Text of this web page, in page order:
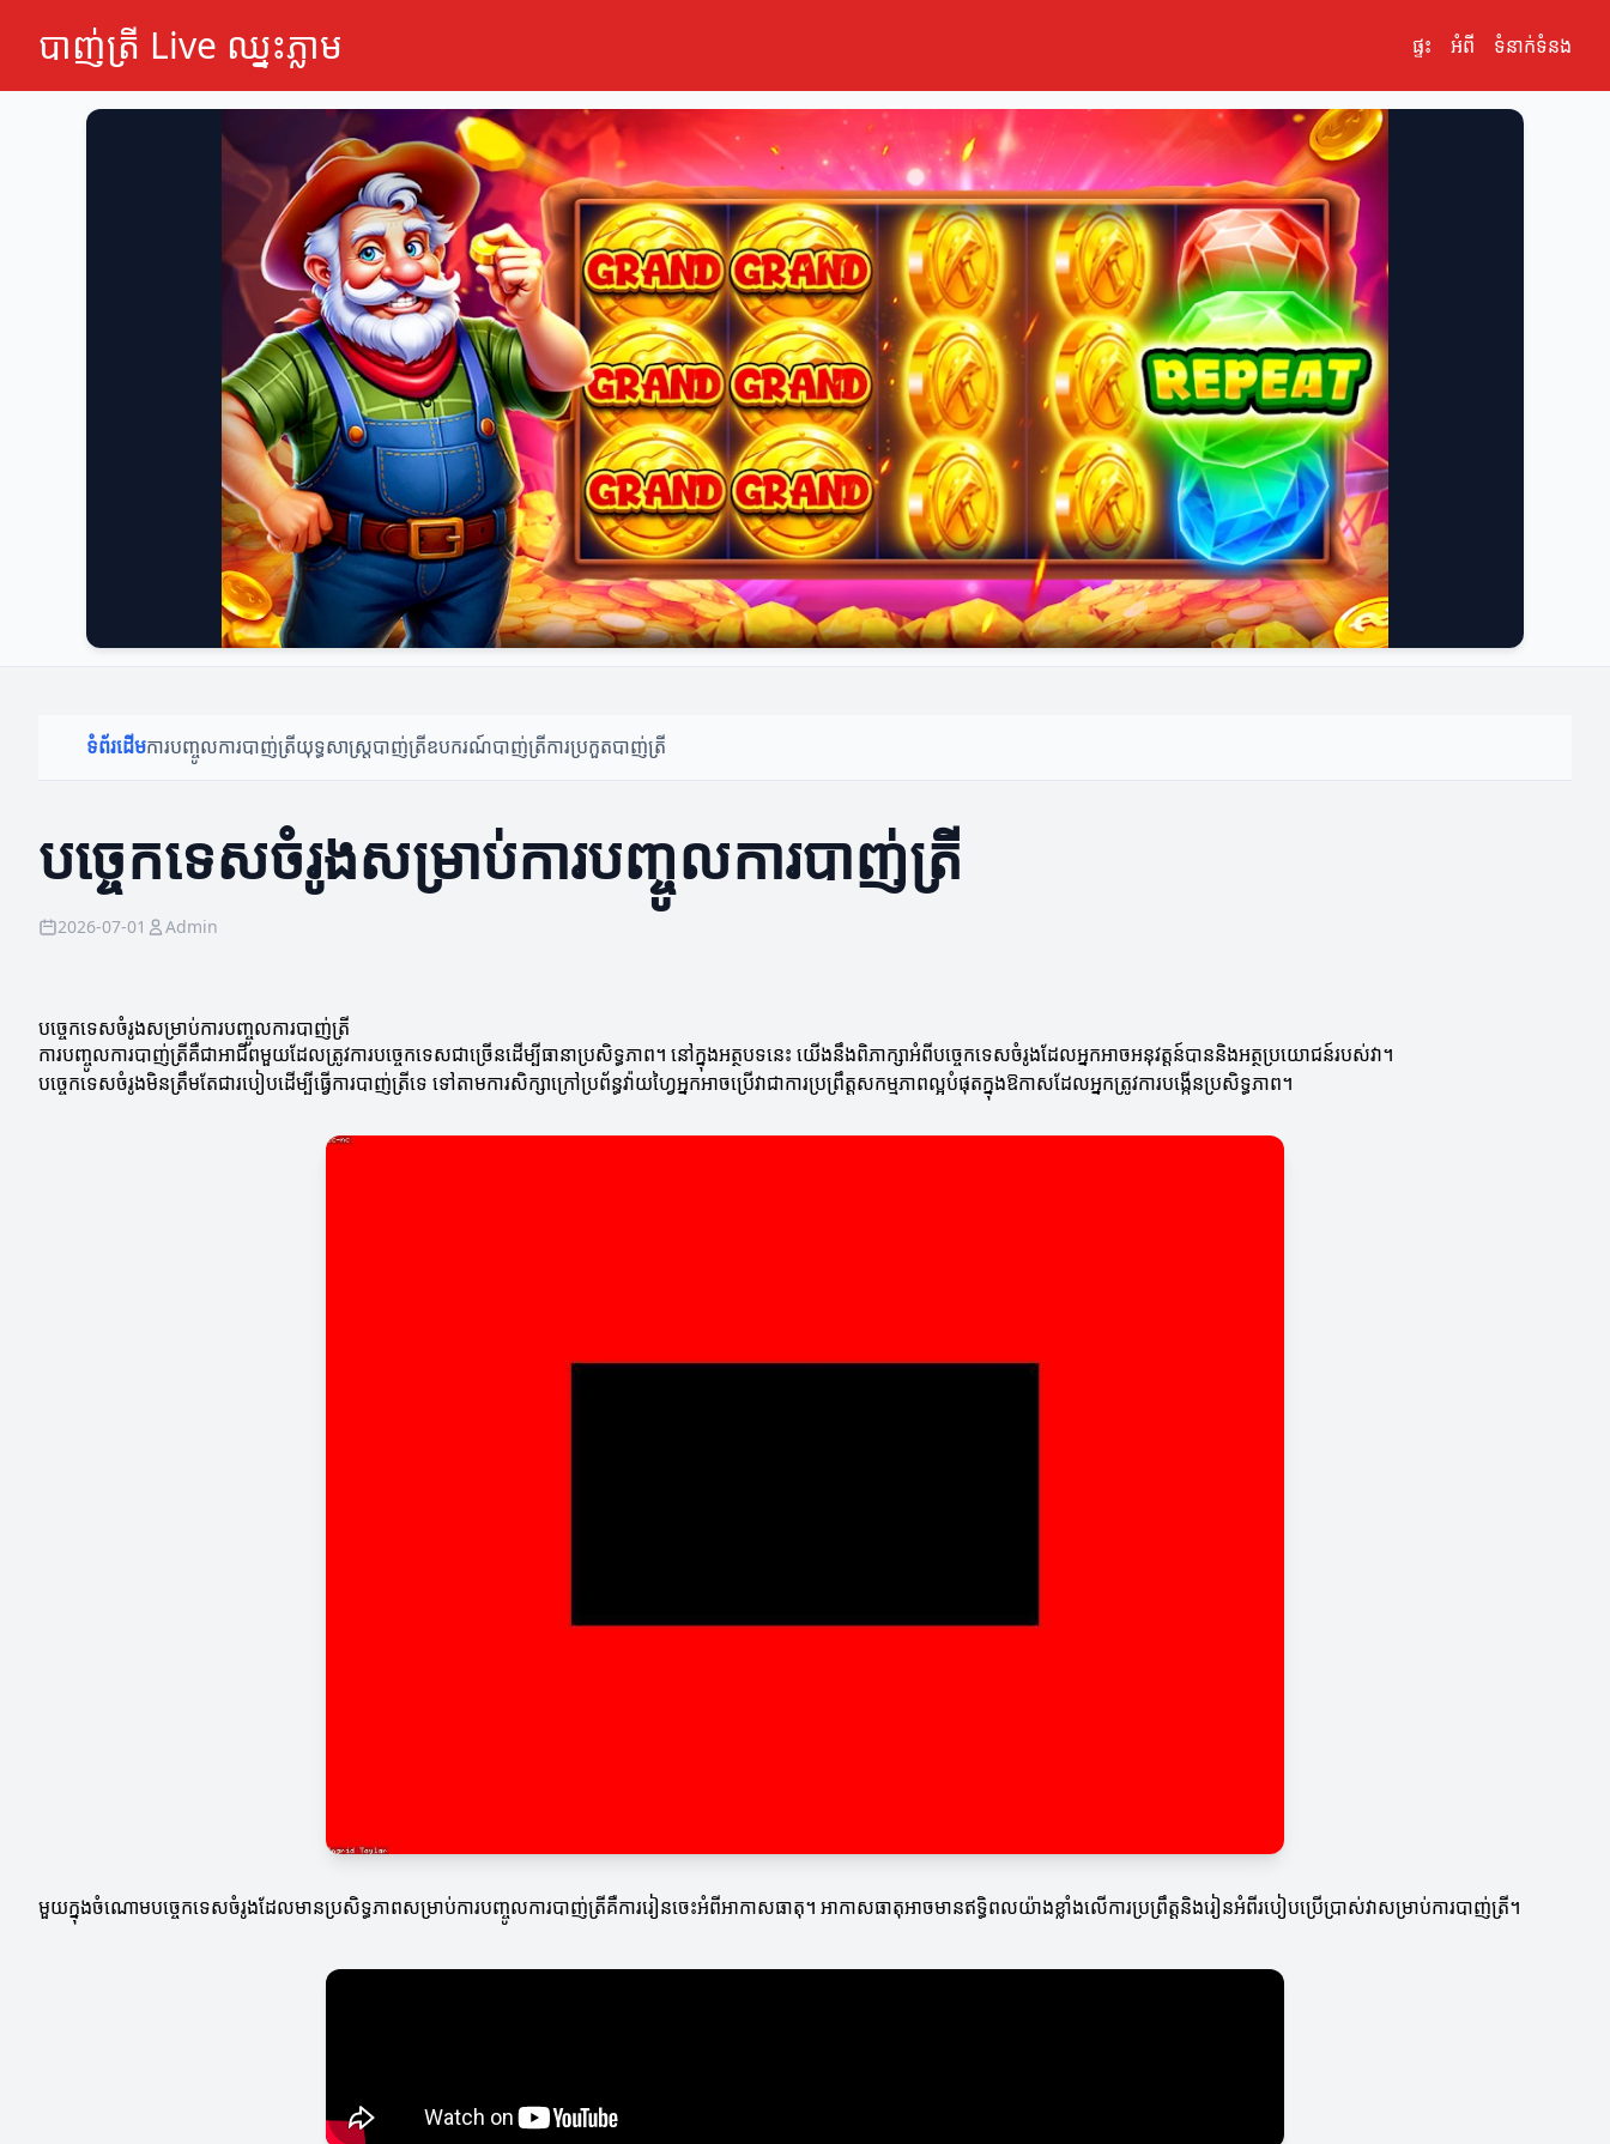
បាញ់ត្រី Live ឈ្នះភ្លាម ផ្ទះ អំពី ទំនាក់ទំនង
ទំព័រដើមការបញ្ចូលការបាញ់ត្រីយុទ្ធសាស្ត្របាញ់ត្រីឧបករណ៍បាញ់ត្រីការប្រកួតបាញ់ត្រី
បច្ចេកទេសចំរូងសម្រាប់ការបញ្ចូលការបាញ់ត្រី
2026-07-01 Admin
បច្ចេកទេសចំរូងសម្រាប់ការបញ្ចូលការបាញ់ត្រី
ការបញ្ចូលការបាញ់ត្រីគឺជាអាជីពមួយដែលត្រូវការបច្ចេកទេសជាច្រើនដើម្បីធានាប្រសិទ្ធភាព។ នៅក្នុងអត្ថបទនេះ យើងនឹងពិភាក្សាអំពីបច្ចេកទេសចំរូងដែលអ្នកអាចអនុវត្តន៍បាននិងអត្ថប្រយោជន៍របស់វា។
បច្ចេកទេសចំរូងមិនត្រឹមតែជារបៀបដើម្បីធ្វើការបាញ់ត្រីទេ ទៅតាមការសិក្សាក្រៅប្រព័ន្ធវ៉ាយហ្វៃអ្នកអាចប្រើវាជាការប្រព្រឹត្តសកម្មភាពល្អបំផុតក្នុងឱកាសដែលអ្នកត្រូវការបង្កើនប្រសិទ្ធភាព។
មួយក្នុងចំណោមបច្ចេកទេសចំរូងដែលមានប្រសិទ្ធភាពសម្រាប់ការបញ្ចូលការបាញ់ត្រីគឺការរៀនចេះអំពីអាកាសធាតុ។ អាកាសធាតុអាចមានឥទ្ធិពលយ៉ាងខ្លាំងលើការប្រព្រឹត្តនិងរៀនអំពីរបៀបប្រើប្រាស់វាសម្រាប់ការបាញ់ត្រី។